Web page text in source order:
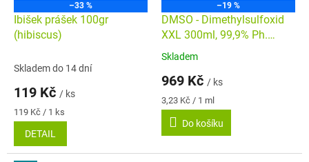
–33 %
Ibišek prášek 100gr
(hibiscus)
Skladem do 14 dní
119 Kč / ks
Měrná
cena:
119 Kč / 1 ks
DETAIL
–19 %
DMSO - Dimethylsulfoxid
XXL 300ml, 99,9% Ph.
Farmaceutická kvalita
Průměrné
produktu
je
4,8
5
Skladem
969 Kč / ks
Měrná
cena:
3,23 Kč / 1 ml
Do košíku